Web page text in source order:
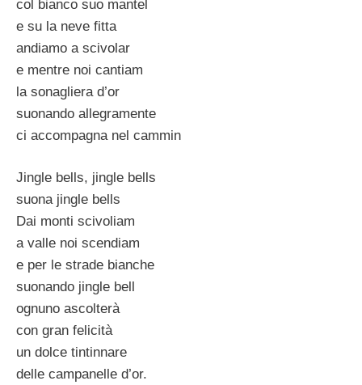
col bianco suo mantel
e su la neve fitta
andiamo a scivolar
e mentre noi cantiam
la sonagliera d’or
suonando allegramente
ci accompagna nel cammin
Jingle bells, jingle bells
suona jingle bells
Dai monti scivoliam
a valle noi scendiam
e per le strade bianche
suonando jingle bell
ognuno ascolterà
con gran felicità
un dolce tintinnare
delle campanelle d’or.